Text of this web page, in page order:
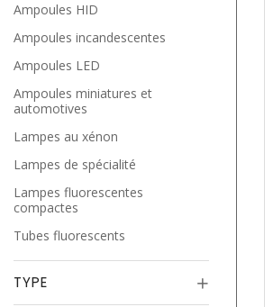
Ampoules HID
Ampoules incandescentes
Ampoules LED
Ampoules miniatures et
automotives
Lampes au xénon
Lampes de spécialité
Lampes fluorescentes
compactes
Tubes fluorescents
TYPE